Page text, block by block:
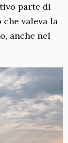
parte di
valeva la
anche nel